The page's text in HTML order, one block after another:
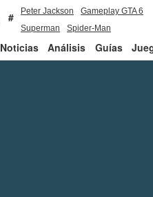
Peter Jackson
Gameplay GTA 6
Superman
Spider-Man
Noticias Análisis Guías